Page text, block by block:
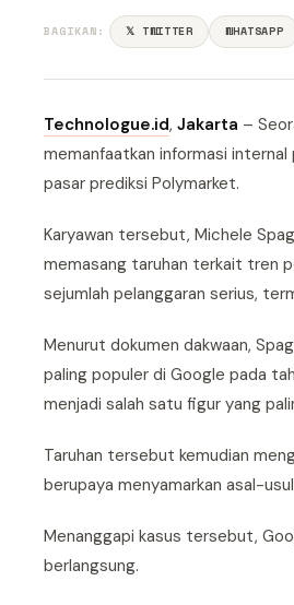
BAGIKAN: 𝕏 TWITTER WHATSAPP
Technologue.id, Jakarta –
memanfaatkan informasi internal
pasar prediksi Polymarket.
Karyawan tersebut, Michele
memasang taruhan terkait tren
sejumlah pelanggaran serius,
Menurut dokumen dakwaan,
paling populer di Google pada
menjadi salah satu figur yang
Taruhan tersebut kemudian
berupaya menyamarkan asal-
Menanggapi kasus tersebut,
berlangsung.